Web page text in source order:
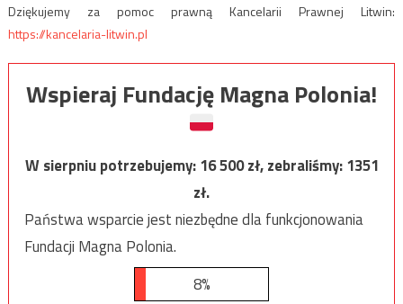
Dziękujemy za pomoc prawną Kancelarii Prawnej Litwin:
https://kancelaria-litwin.pl
Wspieraj Fundację Magna Polonia!
W sierpniu potrzebujemy:16 500zł, zebraliśmy:1351
zł.
Państwa wsparcie jest niezbędne dla funkcjonowania
Fundacji Magna Polonia.
8%